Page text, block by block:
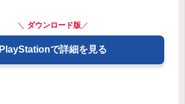
＼ ダウンロード版 ／
PlayStationで詳細を見る